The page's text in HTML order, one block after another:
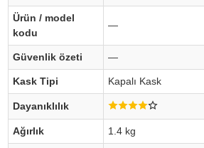
Ürün / model
kodu
—
Güvenlik özeti —
Kask Tipi Kapalı Kask
Dayanıklılık
Ağırlık 1.4 kg